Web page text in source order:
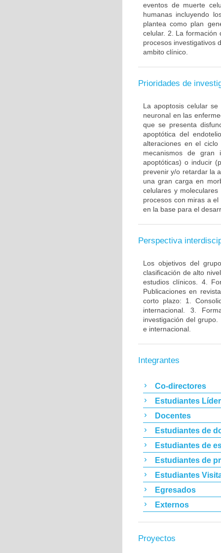
eventos de muerte
humanas incluyendo
plantea como plan
celular. 2. La formación
procesos investigativos
ambito clínico.
Prioridades de
La apoptosis celular
neuronal en las
que se presenta
apoptótica del
alteraciones en el
mecanismos de gran
apoptóticas) o inducir
prevenir y/o retardar la
una gran carga en
celulares y
procesos con miras a
en la base para el
Perspectiva
Los objetivos del
clasificación de alto
estudios clínicos. 4.
Publicaciones en
corto plazo: 1.
internacional. 3.
investigación del
e internacional.
Integrantes
Co-directores
Estudiantes
Docentes
Estudiantes de
Estudiantes de
Estudiantes de
Estudiantes
Egresados
Externos
Proyectos